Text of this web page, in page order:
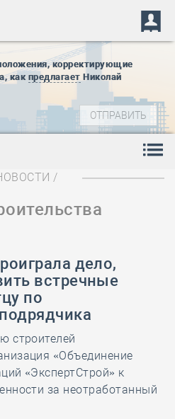
корректирующие
как предлагает Николай
/
дело,
встречные
по
строителей
«Объединение
«ЭкспертСтрой» к
за неотработанный